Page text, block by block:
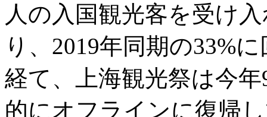
人の入国観光客を受け
り、2019年同期の33%
経て、上海観光祭は今
的にオフラインに復帰